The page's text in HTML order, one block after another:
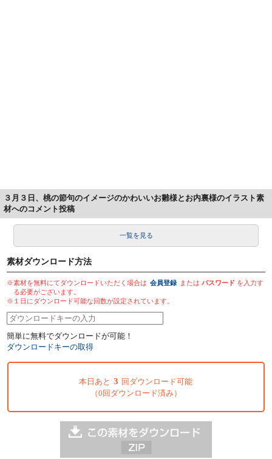
３月３日、桃の節句のイメージのかわいいお雛様とお内裏様のイラスト素
材へのコメント投稿
一覧を見る
素材ダウンロード方法
※素材を無料にてダウンロードいただく場合は 会員登録 またはパスワード を入力す
る必要がございます。
※１日にダウンロード可能な回数が設定されています。
簡単に無料でダウンロードが可能！
ダウンロードキーの取得
本日あと 3 回ダウンロード可能
（0回ダウンロード済み）